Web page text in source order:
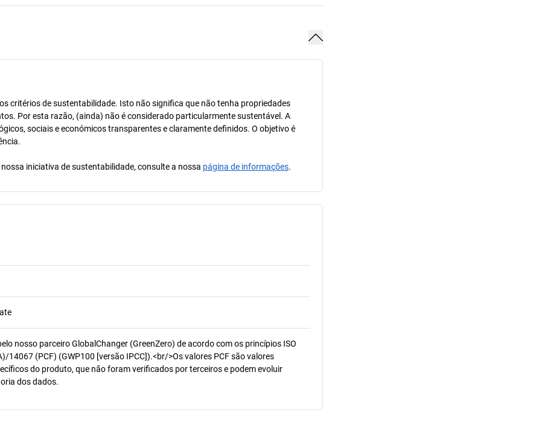
critérios de sustentabilidade. Isto não significa que não tenha propriedades
Por esta razão, (ainda) não é considerado particularmente sustentável. A
sociais e económicos transparentes e claramente definidos. O objetivo é
iniciativa de sustentabilidade, consulte a nossa página de informações.
nosso parceiro GlobalChanger (GreenZero) de acordo com os princípios ISO
14067 (PCF) (GWP100 [versão IPCC]).<br/>Os valores PCF são valores
do produto, que não foram verificados por terceiros e podem evoluir
dos dados.